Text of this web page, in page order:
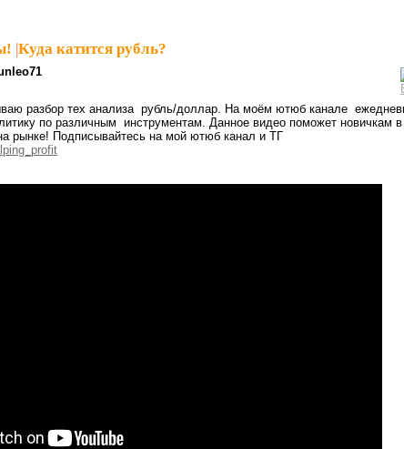
Куда катится рубль?
разбор тех анализа рубль/доллар. На моём ютюб канале
по различным инструментам. Данное видео поможет новичкам в
рынке! Подписывайтесь на мой ютюб канал и ТГ